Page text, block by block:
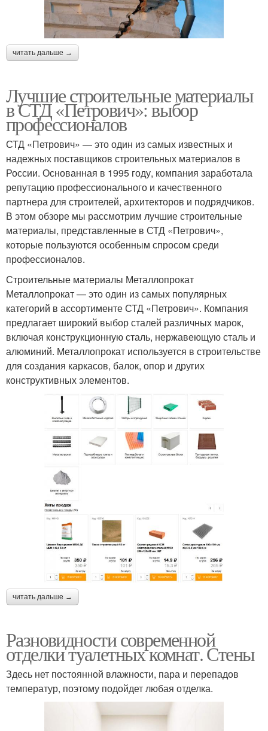
читать дальше →
Лучшие строительные материалы
в СТД «Петрович»: выбор
профессионалов
СТД «Петрович» — это один из самых известных и
надежных поставщиков строительных материалов в
России. Основанная в 1995 году, компания заработала
репутацию профессионального и качественного
партнера для строителей, архитекторов и подрядчиков.
В этом обзоре мы рассмотрим лучшие строительные
материалы, представленные в СТД «Петрович»,
которые пользуются особенным спросом среди
профессионалов.
Строительные материалы Металлопрокат
Металлопрокат — это один из самых популярных
категорий в ассортименте СТД «Петрович». Компания
предлагает широкий выбор сталей различных марок,
включая конструкционную сталь, нержавеющую сталь и
алюминий. Металлопрокат используется в строительстве
для создания каркасов, балок, опор и других
конструктивных элементов.
читать дальше →
Разновидности современной
отделки туалетных комнат. Стены
Здесь нет постоянной влажности, пара и перепадов
температур, поэтому подойдет любая отделка.